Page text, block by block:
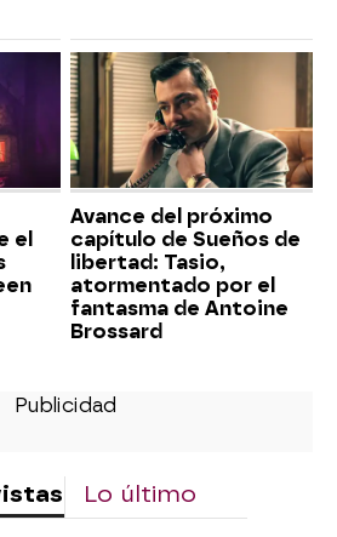
el
Avance del próximo
capítulo de Sueños de
libertad: Tasio,
atormentado por el
fantasma de Antoine
Brossard
Lo último